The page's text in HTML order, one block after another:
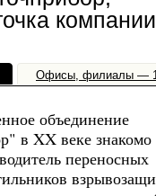
компании
Офисы, филиалы —
объединение
в XX веке знакомо
переносных